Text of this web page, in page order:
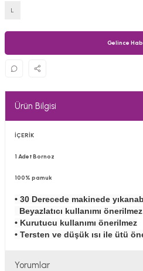
L
Gelince
Ürün Bilgisi
İÇERİK
1 Adet Bornoz
100% pamuk
• 30 Derecede makinede
Beyazlatıcı kullanımı önerilmez
• Kurutucu kullanımı önerilmez
• Tersten ve düşük ısı ile ütü
Yorumlar